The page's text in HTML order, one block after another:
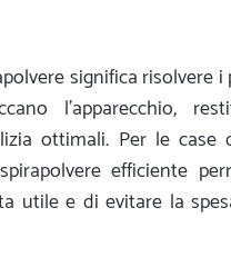
significa risolvere
l'apparecchio,
ottimali. Per le case
efficiente
utile e di evitare la